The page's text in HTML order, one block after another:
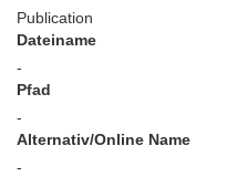
Publication
Dateiname
-
Pfad
-
Alternativ/Online Name
-